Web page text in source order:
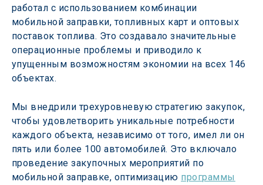
работал с использованием комбинации
мобильной заправки, топливных карт и оптовых
поставок топлива. Это создавало значительные
операционные проблемы и приводило к
упущенным возможностям экономии на всех 146
объектах.
Мы внедрили трехуровневую стратегию закупок,
чтобы удовлетворить уникальные потребности
каждого объекта, независимо от того, имел ли он
пять или более 100 автомобилей. Это включало
проведение закупочных мероприятий по
мобильной заправке, оптимизацию программы